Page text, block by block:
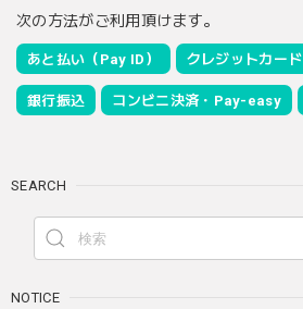
次の方法がご利用頂けます。
あと払い（Pay ID） クレジットカード
銀行振込 コンビニ決済・Pay-easy
SEARCH
NOTICE